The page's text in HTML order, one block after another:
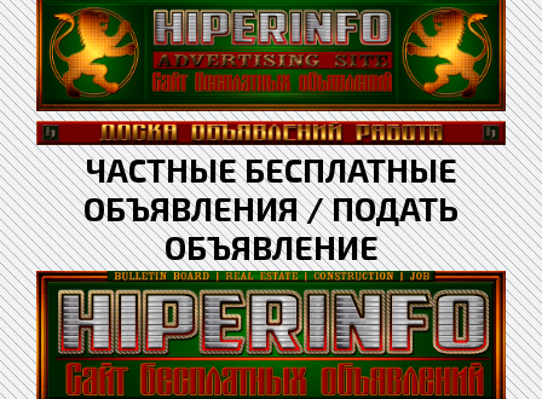
ЧАСТНЫЕ БЕСПЛАТНЫЕ
ОБЪЯВЛЕНИЯ / ПОДАТЬ
ОБЪЯВЛЕНИЕ